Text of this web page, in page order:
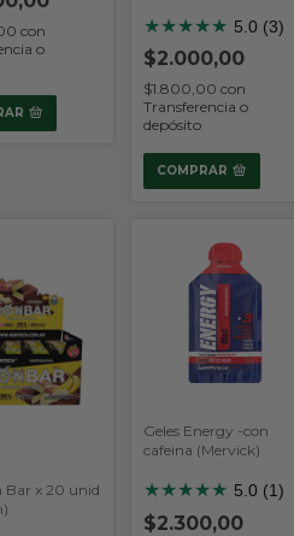
con
o
★★★★★ 5.0 (3)
$2.000,00
$1.800,00 con
Transferencia o
depósito
COMPRAR
Bar x 20 unid
Geles Energy -con
cafeina (Mervick)
★★★★★ 5.0 (1)
$2.300,00